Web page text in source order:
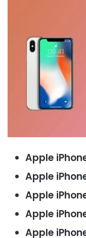
Apple
Apple
Apple
Apple
Apple